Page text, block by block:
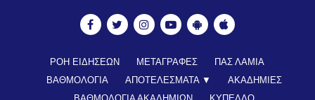
ΡΟΗ ΕΙΔΗΣΕΩΝ ΜΕΤΑΓΡΑΦΕΣ
ΠΑΣ ΛΑΜΙΑ
ΒΑΘΜΟΛΟΓΙΑ
ΑΠΟΤΕΛΕΣΜΑΤΑ ▼
ΑΚΑΔΗΜΙΕΣ